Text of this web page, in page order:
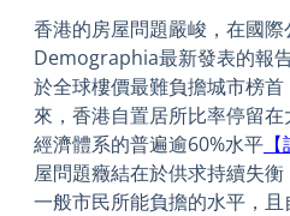
香港的房屋問題嚴峻，在國
Demographia最新發表的報
於全球樓價最難負擔城市榜
來，香港自置居所比率停留
經濟體系的普遍逾60%水平
屋問題癥結在於供求持續失
一般市民所能負擔的水平，且